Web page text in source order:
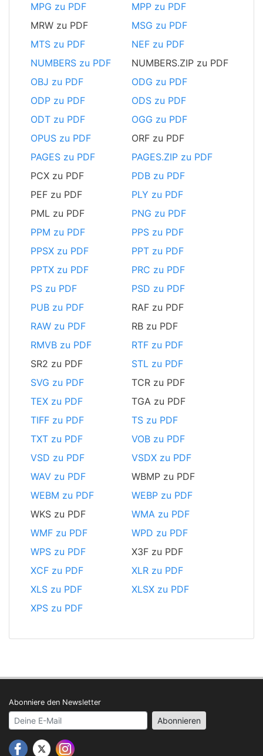
MPG zu PDF
MPP zu PDF
MRW zu PDF
MSG zu PDF
MTS zu PDF
NEF zu PDF
NUMBERS zu PDF
NUMBERS.ZIP zu PDF
OBJ zu PDF
ODG zu PDF
ODP zu PDF
ODS zu PDF
ODT zu PDF
OGG zu PDF
OPUS zu PDF
ORF zu PDF
PAGES zu PDF
PAGES.ZIP zu PDF
PCX zu PDF
PDB zu PDF
PEF zu PDF
PLY zu PDF
PML zu PDF
PNG zu PDF
PPM zu PDF
PPS zu PDF
PPSX zu PDF
PPT zu PDF
PPTX zu PDF
PRC zu PDF
PS zu PDF
PSD zu PDF
PUB zu PDF
RAF zu PDF
RAW zu PDF
RB zu PDF
RMVB zu PDF
RTF zu PDF
SR2 zu PDF
STL zu PDF
SVG zu PDF
TCR zu PDF
TEX zu PDF
TGA zu PDF
TIFF zu PDF
TS zu PDF
TXT zu PDF
VOB zu PDF
VSD zu PDF
VSDX zu PDF
WAV zu PDF
WBMP zu PDF
WEBM zu PDF
WEBP zu PDF
WKS zu PDF
WMA zu PDF
WMF zu PDF
WPD zu PDF
WPS zu PDF
X3F zu PDF
XCF zu PDF
XLR zu PDF
XLS zu PDF
XLSX zu PDF
XPS zu PDF
Abonniere den Newsletter
Your email address Abonnieren